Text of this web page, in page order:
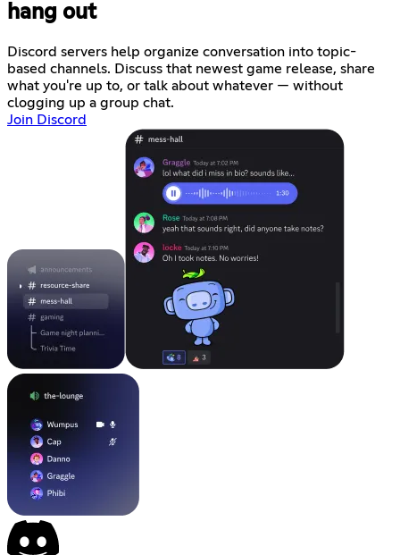
hang out
Discord servers help organize conversation into topic-
based channels. Discuss that newest game release, share
what you're up to, or talk about whatever — without
clogging up a group chat.
Join Discord